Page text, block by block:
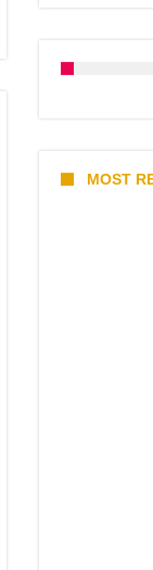
MOST